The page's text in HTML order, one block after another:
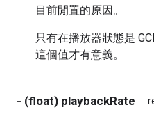
目前閒置的原因。
只有在播放器狀態是
這個值才有意義。
- (float) playbackRate